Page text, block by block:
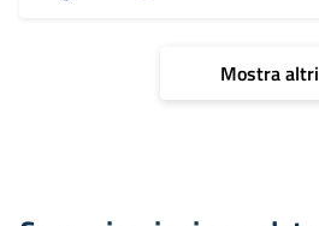
Mostra altri